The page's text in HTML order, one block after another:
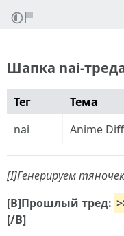
Шапка nai-
Тег
Тема
nai
Anime
[I]Генерируем
[B]Прошлый тред:
[/B]